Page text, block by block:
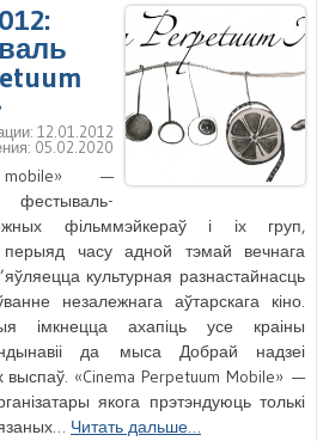
12.01.2012
05.02.2020
mobile» —
фільммэйкераў і іх груп,
перыяд часу адной тэмай вечнага
культурная разнастайнасць
незалежнага аўтарскага кіно.
імкнецца ахапіць усе краіны
да мыса Добрай надзеі
выспаў. «Cinema Perpetuum Mobile» —
якога прэтэндуюць толькі
Читать дальше…